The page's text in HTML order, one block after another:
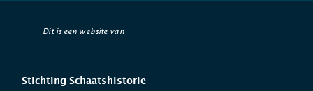
Dit is een website van
Stichting Schaatshistorie